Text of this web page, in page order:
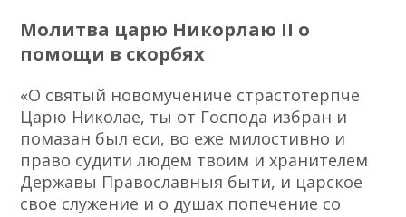
Молитва царю Никорлаю II о
помощи в скорбях
«О святый новомучениче страстотерпче
Царю Николае, ты от Господа избран и
помазан был еси, во еже милостивно и
право судити людем твоим и хранителем
Державы Православныя быти, и царское
свое служение и о душах попечение со